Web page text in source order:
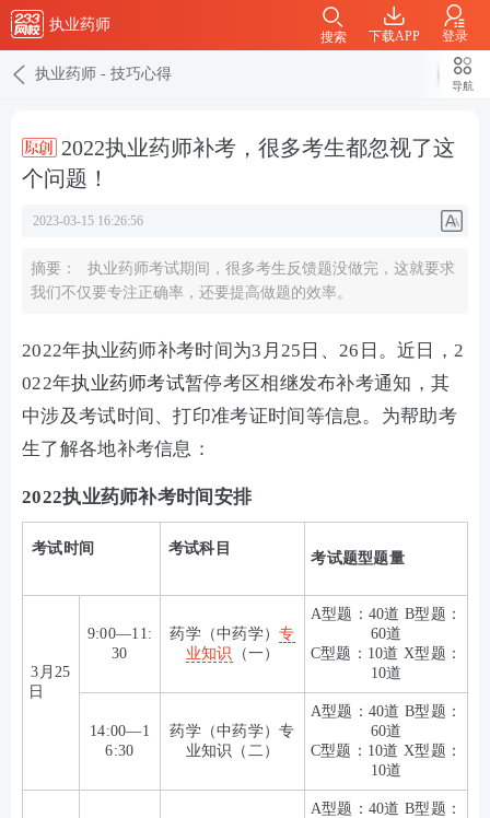
执业药师
下载APP 登录
搜索
执业药师 - 技巧心得
导航
2022执业药师补考，很多考生都忽视了这
个问题！
2023-03-15 16:26:56
摘要：
执业药师考试期间，很多考生反馈题没做完，这就要求
我们不仅要专注正确率，还要提高做题的效率。
2022年执业药师补考时间为3月25日、26日。近日，2
022年执业药师考试暂停考区相继发布补考通知，其
中涉及考试时间、打印准考证时间等信息。为帮助考
生了解各地补考信息：
2022执业药师补考时间安排
考试时间 考试科目
考试题型题量
3月25
日
9:00—11:
30
药学（中药学）专
业知识 （一）
A型题：40道 B型题：
60道
C型题：10道 X型题：
10道
14:00—1
6:30
药学（中药学）专
业知识（二）
A型题：40道 B型题：
60道
C型题：10道 X型题：
10道
A型题：40道 B型题：